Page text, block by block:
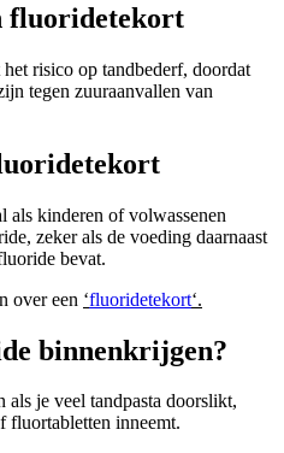
fluoridetekort
risico op tandbederf, doordat
tegen zuuraanvallen van
als kinderen of volwassenen
zeker als de voeding daarnaast
bevat.
over een ‘fluoridetekort‘.
binnenkrijgen?
als je veel tandpasta doorslikt,
fluortabletten inneemt.